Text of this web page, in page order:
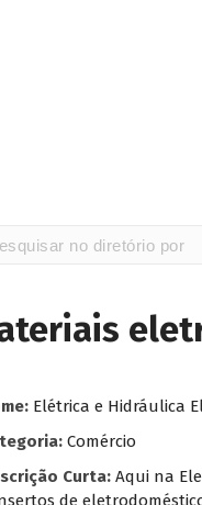
Elétrica e Hidráulica
Comércio
Curta: Aqui na
de